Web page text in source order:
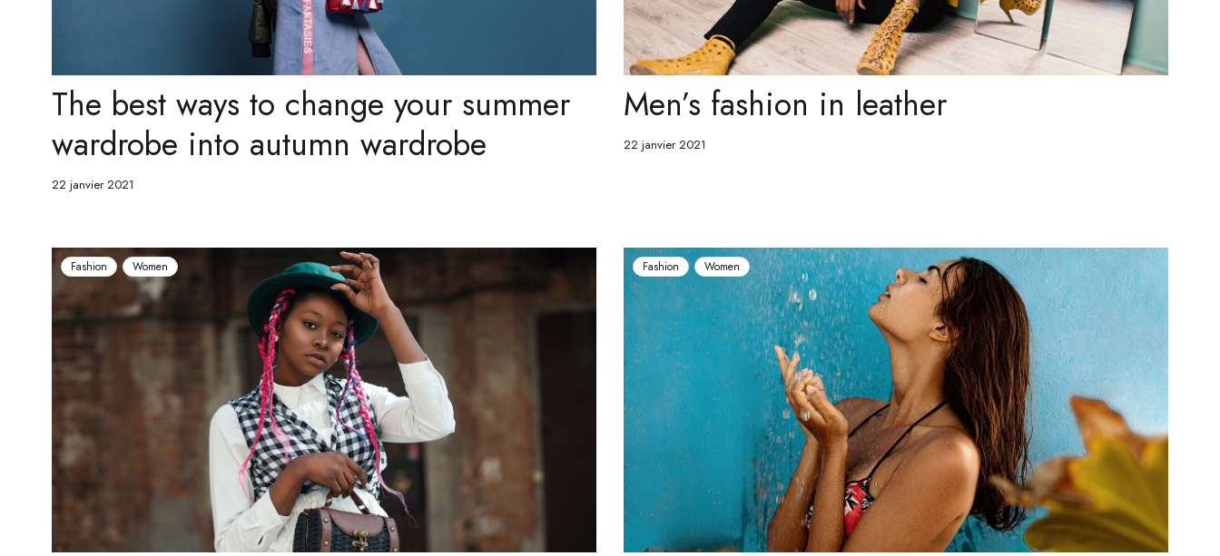
The best ways to change your summer
wardrobe into autumn wardrobe
22 janvier 2021
Men’s fashion in leather
22 janvier 2021
Fashion Women Fashion Women